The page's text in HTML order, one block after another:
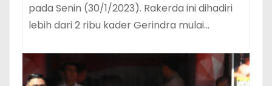
pada Senin (30/1/2023). Rakerda ini dihadiri
lebih dari 2 ribu kader Gerindra mulai…